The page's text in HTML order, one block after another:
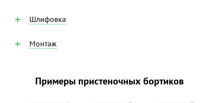
Шлифовка
Монтаж
Примеры пристеночных бортиков